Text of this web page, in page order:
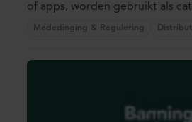
of apps, worden gebruikt als
Mededinging & Regulering